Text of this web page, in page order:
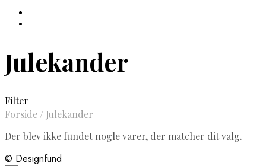
Julekander
Filter
Forside / Julekander
Der blev ikke fundet nogle varer, der matcher dit valg.
© Designfund